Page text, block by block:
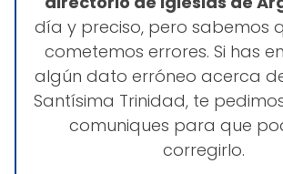
día y preciso, pero sabemos
cometemos errores. Si has
algún dato erróneo acerca
Santísima Trinidad, te
comuniques para que
corregirlo.